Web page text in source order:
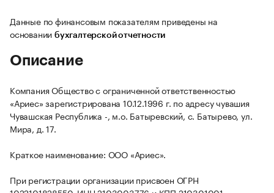
Данные по финансовым показателям приведены на
основании бухгалтерской отчетности
Описание
Компания Общество с ограниченной ответственностью
«Ариес» зарегистрирована 10.12.1996 г. по адресу чувашия
Чувашская Республика -, м.о. Батыревский, с. Батырево, ул.
Мира, д. 17.
Краткое наименование: ООО «Ариес».
При регистрации организации присвоен ОГРН